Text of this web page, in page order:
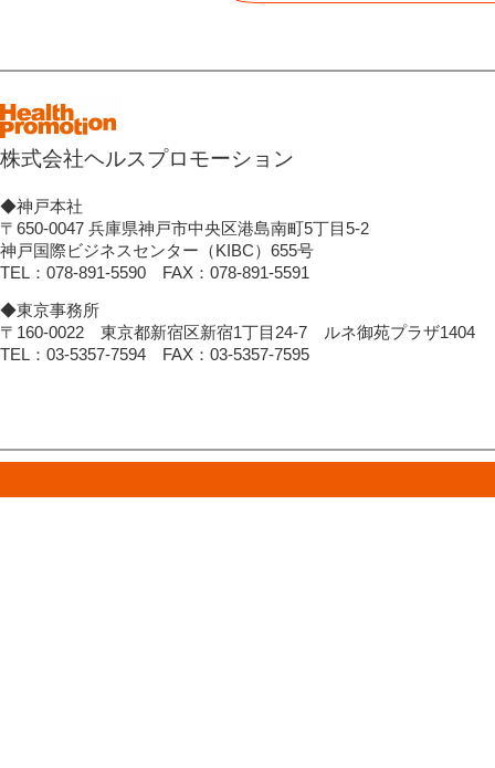
株式会社ヘルスプロモーション
◆神戸本社
〒650-0047 兵庫県神戸市中央区港島南町5丁目5-2
神戸国際ビジネスセンター（KIBC）655号
TEL：078-891-5590 FAX：078-891-5591
◆東京事務所
〒160-0022 東京都新宿区新宿1丁目24-7 ルネ御苑プラザ1404
TEL：03-5357-7594 FAX：03-5357-7595